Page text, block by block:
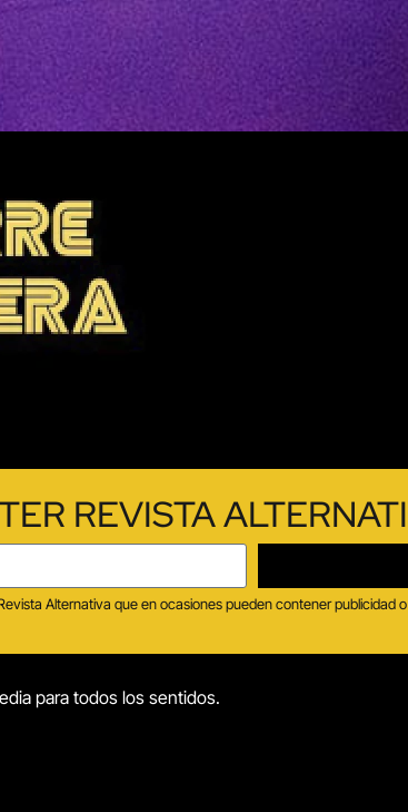
REVISTA
Alternativa que en ocasiones pueden contener publicidad
para todos los sentidos.